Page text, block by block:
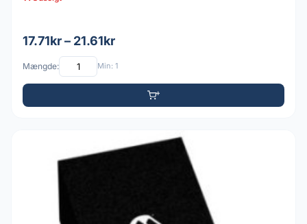
17.71kr – 21.61kr
Mængde: Min: 1